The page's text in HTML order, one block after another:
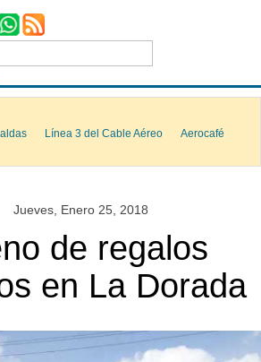
Línea 3 del Cable Aéreo
Aerocafé
Jueves, Enero 25, 2018
de regalos
en La Dorada